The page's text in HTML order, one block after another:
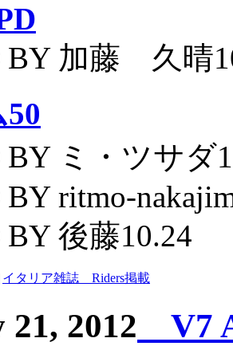
BY 加藤 久晴
50
BY ミ・ツサダ
BY ritmo-
BY 後藤10.24
イタリア雑誌 Riders掲載
2012 V7